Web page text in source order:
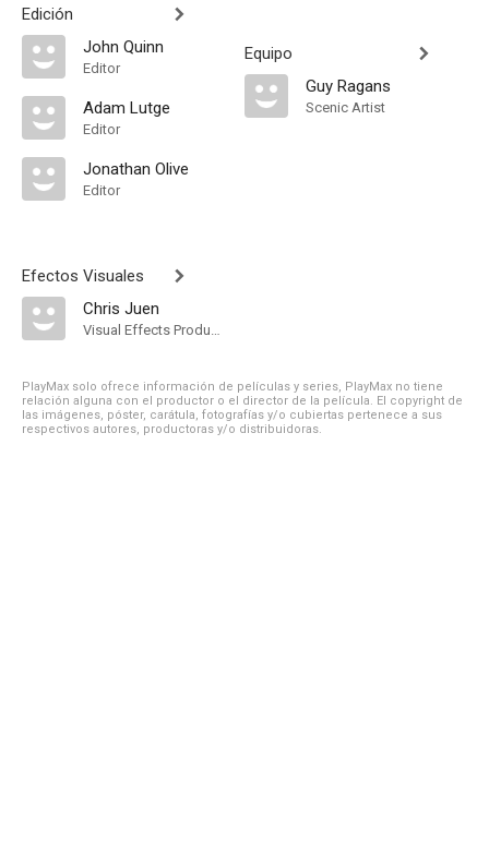
Edición
John Quinn
Editor
Adam Lutge
Editor
Jonathan Olive
Editor
Efectos Visuales
Chris Juen
Visual Effects Producer
Equipo
Guy Ragans
Scenic Artist
PlayMax solo ofrece información de películas y series, PlayMax no tiene
relación alguna con el productor o el director de la película. El copyright de
las imágenes, póster, carátula, fotografías y/o cubiertas pertenece a sus
respectivos autores, productoras y/o distribuidoras.